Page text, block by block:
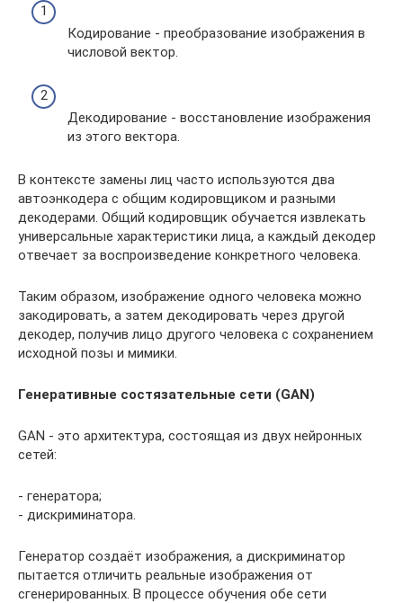
Кодирование - преобразование изображения в
числовой вектор.
Декодирование - восстановление изображения
из этого вектора.
В контексте замены лиц часто используются два
автоэнкодера с общим кодировщиком и разными
декодерами. Общий кодировщик обучается извлекать
универсальные характеристики лица, а каждый декодер
отвечает за воспроизведение конкретного человека.
Таким образом, изображение одного человека можно
закодировать, а затем декодировать через другой
декодер, получив лицо другого человека с сохранением
исходной позы и мимики.
Генеративные состязательные сети (GAN)
GAN - это архитектура, состоящая из двух нейронных
сетей:
- генератора;
- дискриминатора.
Генератор создаёт изображения, а дискриминатор
пытается отличить реальные изображения от
сгенерированных. В процессе обучения обе сети